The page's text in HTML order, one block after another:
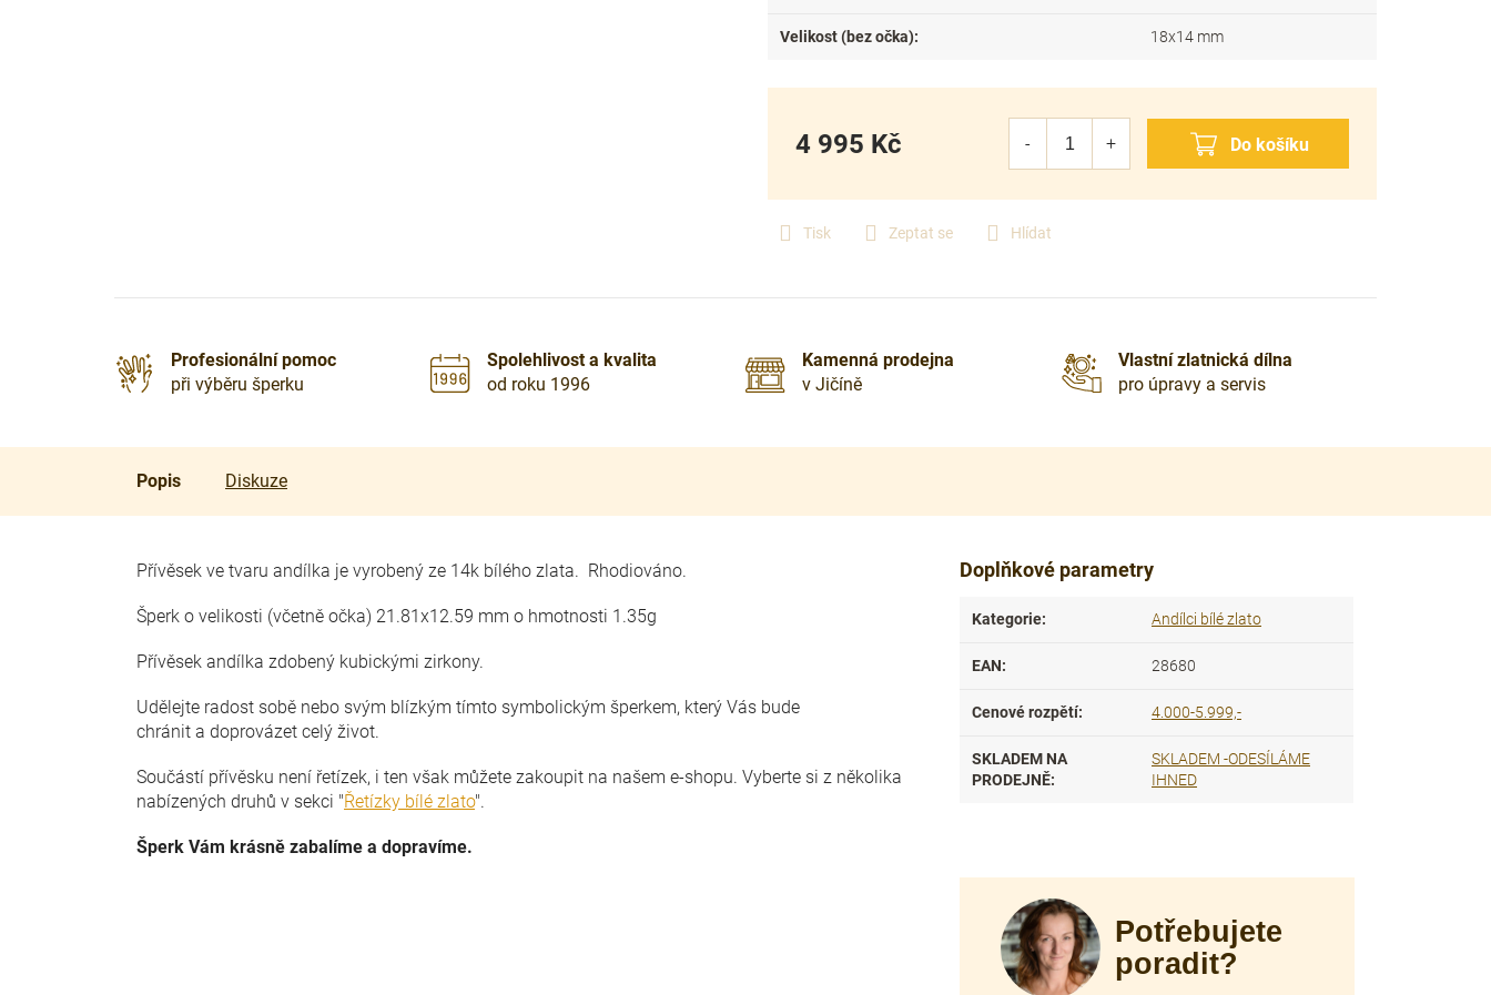
Tisk Zeptat se Hlídat
4 995 Kč
Velikost (bez očka): 18x14 mm
Profesionální pomoc
při výběru šperku
Spolehlivost a kvalita
od roku 1996
Kamenná prodejna
v Jičíně
Vlastní zlatnická dílna
pro úpravy a servis
Popis Diskuze
Přívěsek ve tvaru andílka je vyrobený ze 14k bílého zlata. Rhodiováno.
Šperk o velikosti (včetně očka) 21.81x12.59 mm o hmotnosti 1.35g
Přívěsek andílka zdobený kubickými zirkony.
Udělejte radost sobě nebo svým blízkým tímto symbolickým šperkem, který Vás bude
chránit a doprovázet celý život.
Součástí přívěsku není řetízek, i ten však můžete zakoupit na našem e-shopu. Vyberte si z několika
nabízených druhů v sekci "Řetízky bílé zlato".
Šperk Vám krásně zabalíme a dopravíme.
Doplňkové parametry
Kategorie: Andílci bílé zlato
EAN: 28680
Cenové rozpětí: 4.000-5.999,-
SKLADEM NA
PRODEJNĚ:
SKLADEM -ODESÍLÁME
IHNED
Potřebujete
poradit?